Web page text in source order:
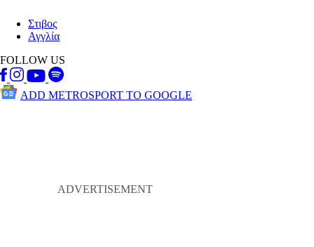
Στιβος
Αγγλία
FOLLOW US
ADD METROSPORT TO GOOGLE